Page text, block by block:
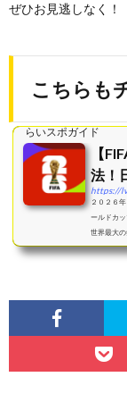
ぜひお見逃しなく！
こちらも
らいスポガイド
【
法！
https://
２０２６
ールドカ
世界最大
回大会で